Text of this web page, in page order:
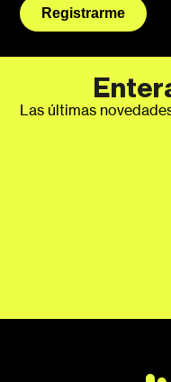
Registrarme
Las últimas